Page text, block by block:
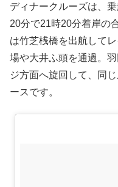
ディナークルーズは、
20分で21時20分着岸の
は竹芝桟橋を出航して
場や大井ふ頭を通過。
ジ方面へ旋回して、同
ースです。